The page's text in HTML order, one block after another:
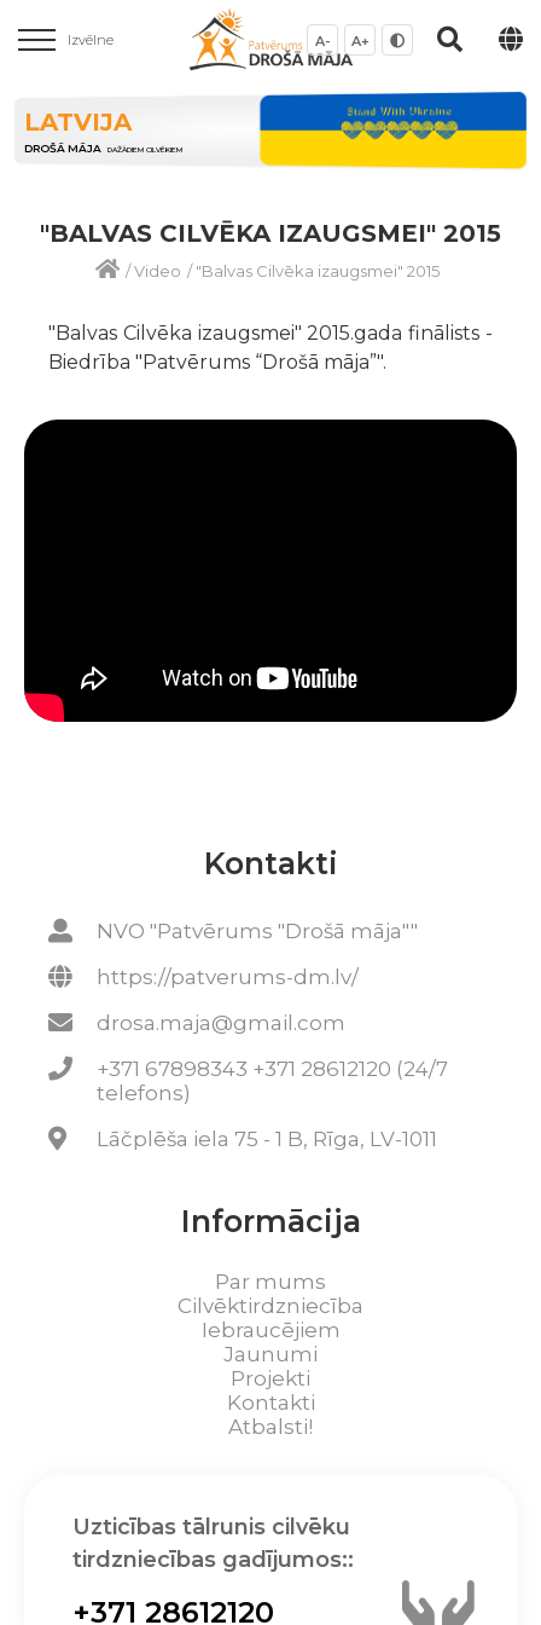
Izvēlne A- A+
LATVIJA
DROŠĀ MĀJA DAŽĀDIEM CILVĒKIEM
"BALVAS CILVĒKA IZAUGSMEI" 2015
/Video /"Balvas Cilvēka izaugsmei" 2015
"Balvas Cilvēka izaugsmei" 2015.gada finālists -
Biedrība "Patvērums “Drošā māja”".
Kontakti
NVO "Patvērums "Drošā māja""
https://patverums-dm.lv/
drosa.maja@gmail.com
+371 67898343 +371 28612120 (24/7
telefons)
Lāčplēša iela 75 - 1 B, Rīga, LV-1011
Informācija
Par mums
Cilvēktirdzniecība
Iebraucējiem
Jaunumi
Projekti
Kontakti
Atbalsti!
Uzticības tālrunis cilvēku
tirdzniecības gadījumos::
+371 28612120